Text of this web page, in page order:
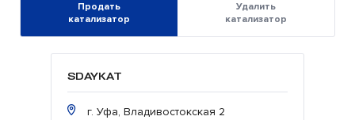
Продать
катализатор
Удалить
катализатор
SDAYKAT
г. Уфа, Владивостокская 2